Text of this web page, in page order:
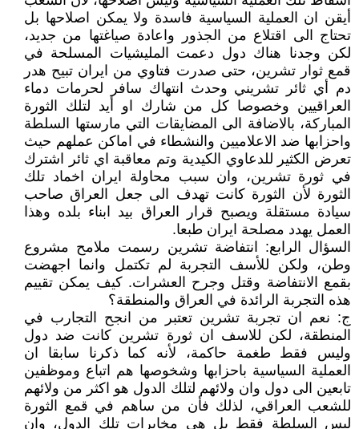
أيقن ان العملية السياسية فاسدة ولا يمكن اصلاحها بل
تحتاج الى اقتلاع من الجذور واعادة صياغتها من جديد،
لكن وجدنا هناك دول دعمت المليشيات المسلحة في
قمع ثوار تشرين، حتى صدرت فتاوي من ايران تبيح هدر
دم أي ثائر تشريني وحدث انتهاك سافر لحرمات دماء
العراقيين وخصوصا كل من شارك او أيد لتلك الثورة
المباركة، بالاضافة الى المضايقات التي مارستها السلطة
واحزابها ضد الاعلاميين والنشطاء في اماكن عملهم حيث
تعرض الكثير للدعاوي الكيدية وتم معاقبة اي ثائر اشترك
في ثورة تشرين، وان سبب محاولة ايران اخماد تلك
الثورة لأن الثورة كانت تهدف الى جعل العراق صاحب
سيادة مستقلة ويصبح قرار العراق بيد ابناء بلده وهذا
العمل يهدد مصلحة ايران طبعا.
السؤال الرابع: انتفاضة تشرين رسمت ملامح مشروع
وطن، ولكن للأسف التجربة لم تكتمل وانما اجهضت
بقمع الانتفاضة وقتل وجرح العشرات. كيف يمكن تقييم
هذه التجربة الرائدة في العراق والمنطقة؟
ج: نعم ان تجربة تشرين تعتبر من انجح التجارب في
المنطقة، لكن للاسف ان ثورة تشرين كانت ضد دول
وليس فقط طغمة حاكمة، لأنه كما ذكرنا سابقا ان
العملية السياسية باحزابها وشخوصها هم اتباع وموظفين
تابعين الى دول وان ولائهم لتلك الدول هو اكثر من ولائهم
للشعب العراقي، لذلك فأن من ساهم في قمع الثورة
ليس السلطة فقط بل هي مخابرات تلك الدول، وان